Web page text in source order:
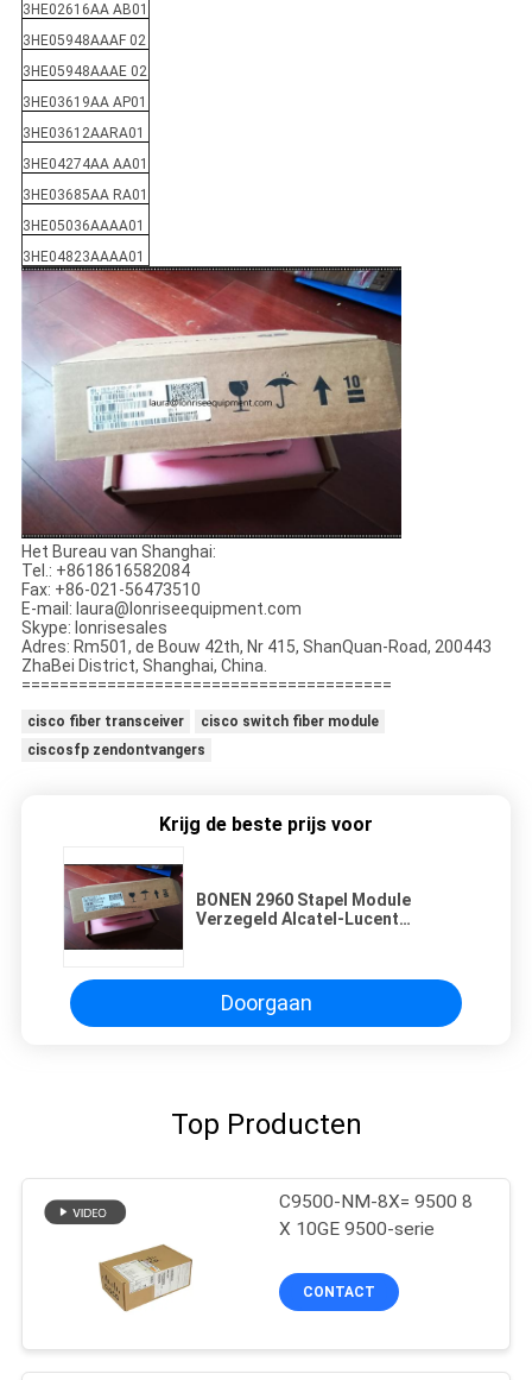
3HE02616AA AB01
3HE05948AAAF 02
3HE05948AAAE 02
3HE03619AA AP01
3HE03612AARA01
3HE04274AA AA01
3HE03685AA RA01
3HE05036AAAA01
3HE04823AAAA01
Het Bureau van Shanghai:
Tel.: +8618616582084
Fax: +86-021-56473510
E-mail: laura@lonriseequipment.com
Skype: lonrisesales
Adres: Rm501, de Bouw 42th, Nr 415, ShanQuan-Road, 200443
ZhaBei District, Shanghai, China.
=======================================
cisco fiber transceiver
cisco switch fiber module
ciscosfp zendontvangers
Krijg de beste prijs voor
BONEN 2960 Stapel Module
Verzegeld Alcatel-Lucent
Doorgaan
Top Producten
C9500-NM-8X= 9500 8
X 10GE 9500-serie
CONTACT